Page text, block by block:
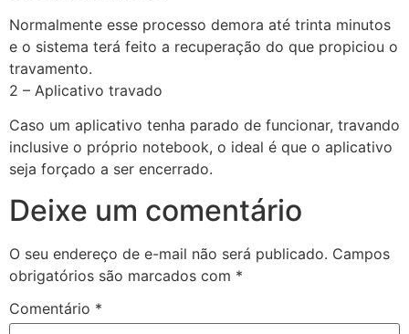
Normalmente esse processo demora até trinta minutos
e o sistema terá feito a recuperação do que propiciou o
travamento.
2 – Aplicativo travado
Caso um aplicativo tenha parado de funcionar, travando
inclusive o próprio notebook, o ideal é que o aplicativo
seja forçado a ser encerrado.
Deixe um comentário
O seu endereço de e-mail não será publicado. Campos
obrigatórios são marcados com *
Comentário *